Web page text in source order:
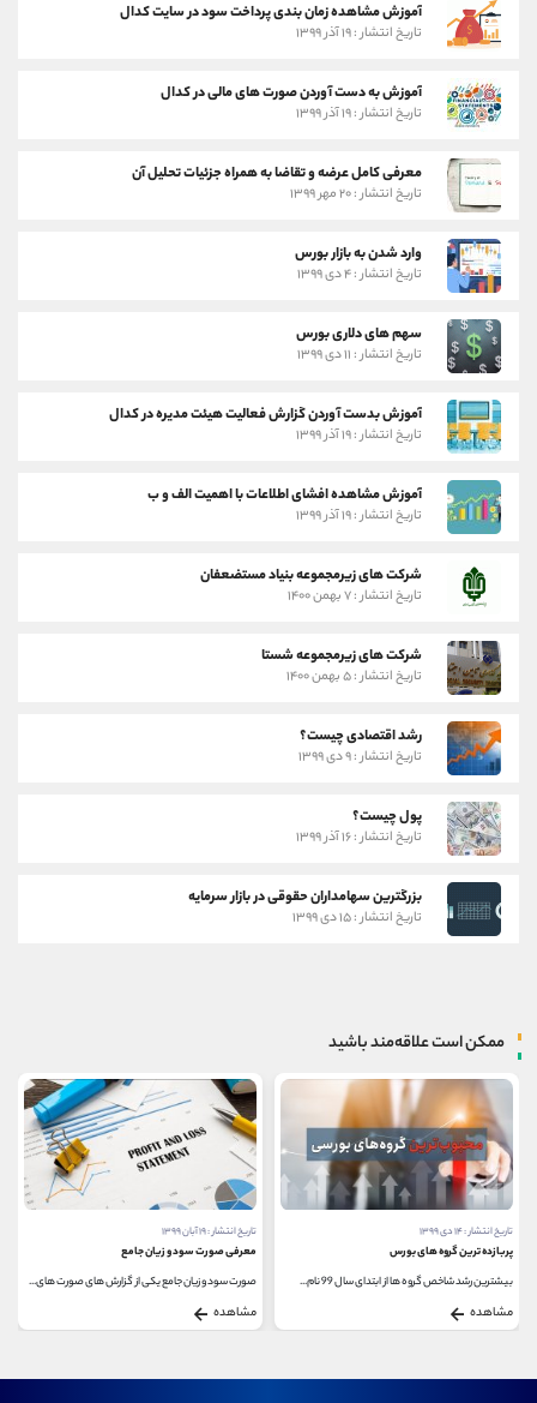
آموزش مشاهده زمان بندی پرداخت سود در سایت کدال
تاریخ انتشار : ۱۹ آذر ۱۳۹۹
آموزش به دست آوردن صورت های مالی در کدال
تاریخ انتشار : ۱۹ آذر ۱۳۹۹
معرفی کامل عرضه و تقاضا به همراه جزئیات تحلیل آن
تاریخ انتشار : ۲۰ مهر ۱۳۹۹
وارد شدن به بازار بورس
تاریخ انتشار : ۴ دی ۱۳۹۹
سهم های دلاری بورس
تاریخ انتشار : ۱۱ دی ۱۳۹۹
آموزش بدست آوردن گزارش فعالیت هیئت مدیره در کدال
تاریخ انتشار : ۱۹ آذر ۱۳۹۹
آموزش مشاهده افشای اطلاعات با اهمیت الف و ب
تاریخ انتشار : ۱۹ آذر ۱۳۹۹
شرکت های زیرمجموعه بنیاد مستضعفان
تاریخ انتشار : ۷ بهمن ۱۴۰۰
شرکت های زیرمجموعه شستا
تاریخ انتشار : ۵ بهمن ۱۴۰۰
رشد اقتصادی چیست؟
تاریخ انتشار : ۹ دی ۱۳۹۹
پول چیست؟
تاریخ انتشار : ۱۶ آذر ۱۳۹۹
بزرگترین سهامداران حقوقی در بازار سرمایه
تاریخ انتشار : ۱۵ دی ۱۳۹۹
ممکن است علاقه‌مند باشید
تاریخ انتشار : ۱۴ دی ۱۳۹۹
پربازده ترین گروه های بورس
بیشترین رشد شاخص گروه ها از ابتدای سال 99 نام...
مشاهده
تاریخ انتشار : ۱۹ آبان ۱۳۹۹
معرفی صورت سود و زیان جامع
صورت سود و زیان جامع یکی از گزارش های صورت های...
مشاهده